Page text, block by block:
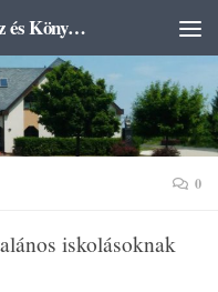
Tát Város Önkormányzat Kultúrház és Könyvtár
0
iskolásoknak